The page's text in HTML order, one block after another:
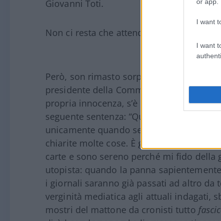
I want
I want
Giovanni Toti.
Non ci resta che attendere, ovviamente
Però, son rimasto sorpreso
presidente della Commissione
propria innocenza, s’è presentato di
seguente sentenza: “Quando dovesse
unicamente quando serve rimestare il
chiarite molte cose. È già tre anni che
carte e sono sereno perché mi fido della
utopista: quando la panna
i giornali saranno già passati ad altro
verginità mediatica agli attuali indagati,
mostri del mattone da cronisti tutto